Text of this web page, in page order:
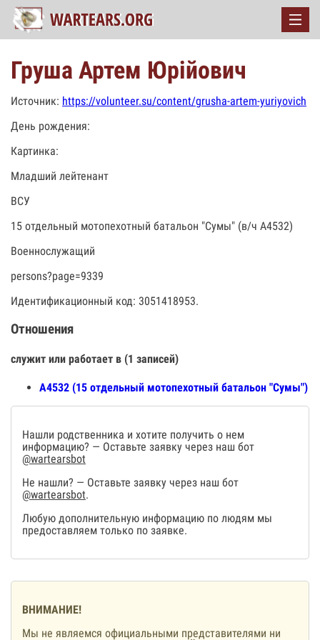
Груша Артем Юрійович
Источник: https://volunteer.su/content/grusha-artem-yuriyovich
День рождения:
Картинка:
Младший лейтенант
ВСУ
15 отдельный мотопехотный батальон "Сумы" (в/ч А4532)
Военнослужащий
persons?page=9339
Идентификационный код: 3051418953.
Отношения
служит или работает в (1 записей)
А4532 (15 отдельный мотопехотный батальон "Сумы")
Нашли родственника и хотите получить о нем
информацию? — Оставьте заявку через наш бот
@wartearsbot
Не нашли? — Оставьте заявку через наш бот
@wartearsbot.
Любую дополнительную информацию по людям мы
предоставляем только по заявке.
ВНИМАНИЕ!
Мы не являемся официальными представителями ни